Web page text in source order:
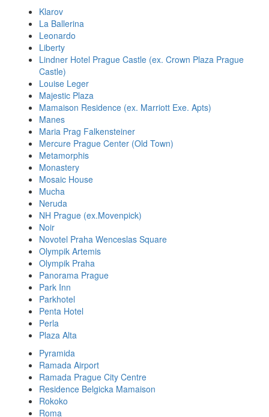
Klarov
La Ballerina
Leonardo
Liberty
Lindner Hotel Prague Castle (ex. Crown Plaza Prague
Castle)
Louise Leger
Majestic Plaza
Mamaison Residence (ex. Marriott Exe. Apts)
Manes
Maria Prag Falkensteiner
Mercure Prague Center (Old Town)
Metamorphis
Monastery
Mosaic House
Mucha
Neruda
NH Prague (ex.Movenpick)
Noir
Novotel Praha Wenceslas Square
Olympik Artemis
Olympik Praha
Panorama Prague
Park Inn
Parkhotel
Penta Hotel
Perla
Plaza Alta
Pyramida
Ramada Airport
Ramada Prague City Centre
Residence Belgicka Mamaison
Rokoko
Roma